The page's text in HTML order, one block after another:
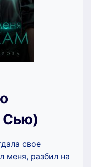
Сью)
свое
меня, разбил на